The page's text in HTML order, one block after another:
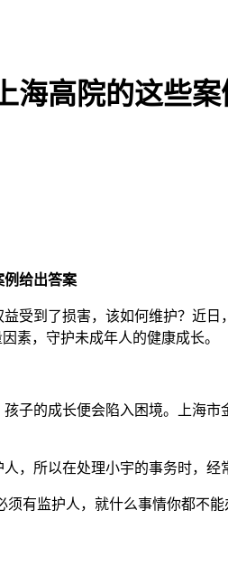
海高院的这些
例给出答案
到了损害，该如何维护？近日
素，守护未成年人的健康成长。
的成长便会陷入困境。上海市
所以在处理小宇的事务时，经
监护人，就什么事情你都不能